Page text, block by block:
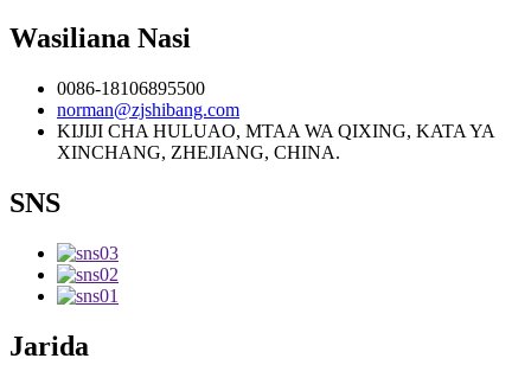
Wasiliana Nasi
0086-18106895500
norman@zjshibang.com
KIJIJI CHA HULUAO, MTAA WA QIXING, KATA YA
XINCHANG, ZHEJIANG, CHINA.
SNS
Jarida